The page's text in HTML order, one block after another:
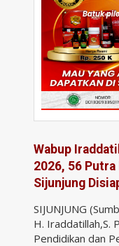
Wabup
2026, 56
Sijunjung
SIJUNJUNG
H. Iraddatillah,S.
Pendidikan dan